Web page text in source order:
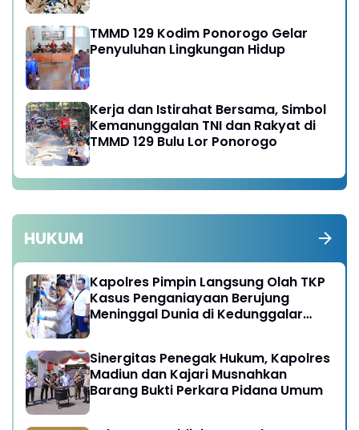
TMMD 129 Kodim Ponorogo Gelar
Penyuluhan Lingkungan Hidup
Kerja dan Istirahat Bersama, Simbol
Kemanunggalan TNI dan Rakyat di
TMMD 129 Bulu Lor Ponorogo
HUKUM
Kapolres Pimpin Langsung Olah TKP
Kasus Penganiayaan Berujung
Meninggal Dunia di Kedunggalar
Sinergitas Penegak Hukum, Kapolres
Madiun dan Kajari Musnahkan
Barang Bukti Perkara Pidana Umum